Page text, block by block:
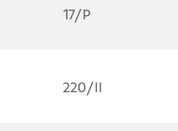
17/P
220/II